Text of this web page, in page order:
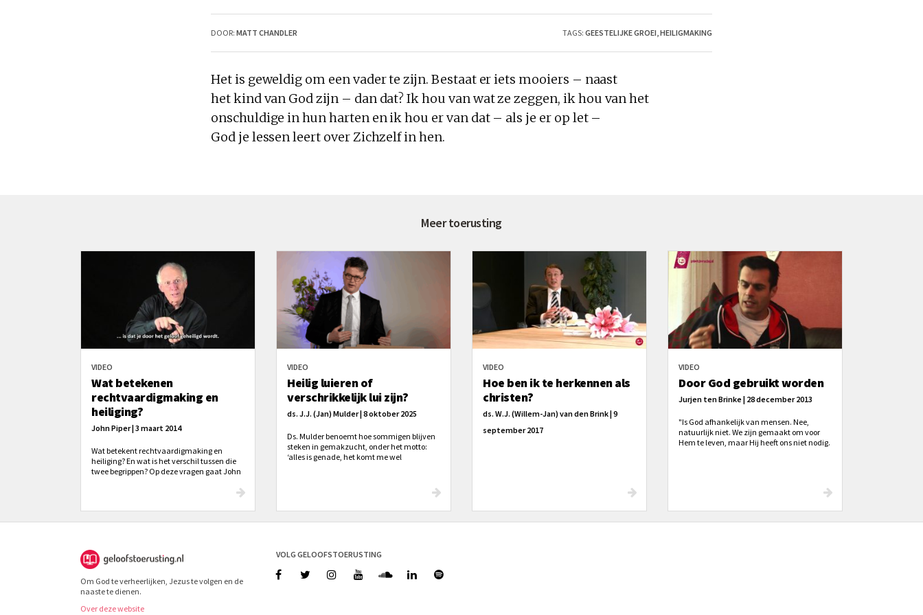
DOOR: MATT CHANDLER TAGS: GEESTELIJKE GROEI HEILIGMAKING
Het is geweldig om een vader te zijn. Bestaat er iets mooiers – naast
hetkind van God zijn – dan dat? Ik hou vanwatze zeggen, ik hou van het
onschuldige in hun harten en ik hou ervan dat – als je er op let –
God je lessenleert over Zichzelf in hen.
Meer toerusting
VIDEO
Wat betekenen
rechtvaardigmaking en
heiliging?
John Piper | 3 maart 2014
Wat betekent rechtvaardigmaking en
heiliging? En wat is het verschil tussen die
twee begrippen? Op deze vragen gaat John
VIDEO
Heilig luieren of
verschrikkelijk lui zijn?
ds. J.J. (Jan) Mulder | 8 oktober 2025
Ds. Mulder benoemt hoe sommigen blijven
steken in gemakzucht, onder het motto:
‘alles is genade, het komt me wel
VIDEO
Hoe ben ik te herkennen als
christen?
ds. W.J. (Willem-Jan) van den Brink | 9
september 2017
VIDEO
Door God gebruikt worden
Jurjen ten Brinke | 28 december 2013
"Is God afhankelijk van mensen. Nee,
natuurlijk niet. We zijn gemaakt om voor
Hem te leven, maar Hij heeft ons niet nodig.
Om God te verheerlijken, Jezus te volgen en de
naaste te dienen.
Over deze website
VOLG GELOOFSTOERUSTING